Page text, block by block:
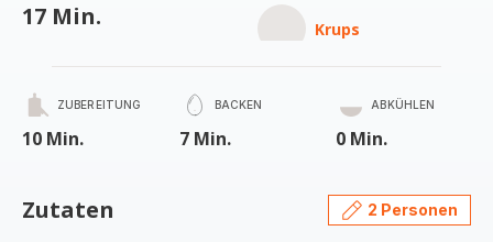
17 Min. Krups
ZUBEREITUNG
10 Min.
BACKEN
7 Min.
ABKÜHLEN
0 Min.
Zutaten 2 Personen